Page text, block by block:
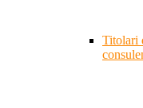
Titolari